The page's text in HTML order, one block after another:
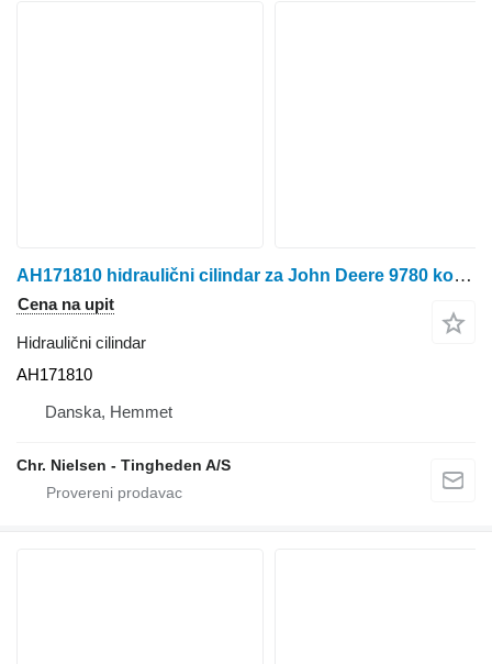
AH171810 hidraulični cilindar za John Deere 9780 kombajna za žito
Cena na upit
Hidraulični cilindar
AH171810
Danska, Hemmet
Chr. Nielsen - Tingheden A/S